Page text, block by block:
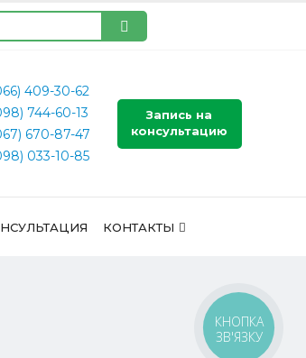
409-30-62
744-60-13
670-87-47
033-10-85
Запись на
консультацию
КОНТАКТЫ
КНОПКА
ЗВ'ЯЗКУ